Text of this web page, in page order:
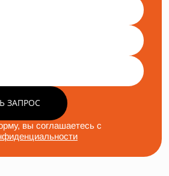
ЗАПРОС
вы соглашаетесь с